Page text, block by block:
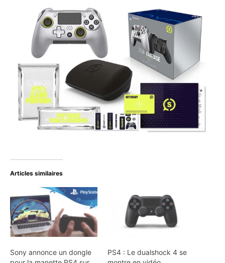
Articles similaires
Sony annonce un dongle
PS4 : Le dualshock 4 se